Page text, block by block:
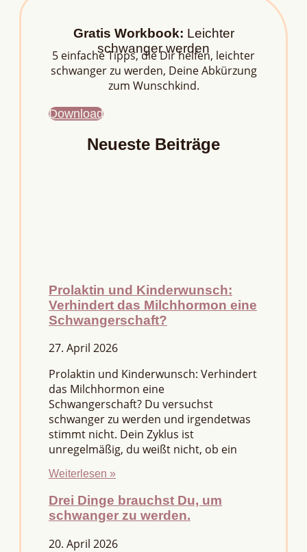
Gratis Workbook: Leichter
schwanger werden
5 einfache Tipps, die Dir helfen, leichter
schwanger zu werden, Deine Abkürzung
zum Wunschkind.
Download
Neueste Beiträge
Prolaktin und Kinderwunsch:
Verhindert das Milchhormon eine
Schwangerschaft?
27. April 2026
Prolaktin und Kinderwunsch: Verhindert
das Milchhormon eine
Schwangerschaft? Du versuchst
schwanger zu werden und irgendetwas
stimmt nicht. Dein Zyklus ist
unregelmäßig, du weißt nicht, ob ein
Weiterlesen »
Drei Dinge brauchst Du, um
schwanger zu werden.
20. April 2026